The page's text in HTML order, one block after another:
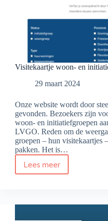
Visitekaartje woon- en
29 maart 2024
Onze website wordt door
gevonden. Bezoekers zijn
woon- en initiatiefgroepen
LVGO. Reden om de
groepen – hun visitekaartjes
pakken. Het is…
Lees meerVisitekaartje
verbeterd